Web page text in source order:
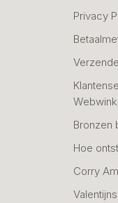
Privacy
Bronzen
Hoe
Corry